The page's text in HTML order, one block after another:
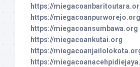
https://
https://miegacoanpurworejo.org
https://miegacoansumbawa.org
https://miegacoankutai.org
https://
https://